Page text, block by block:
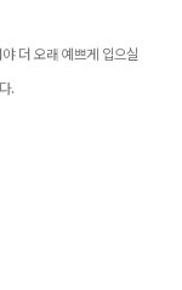
더 오래 예쁘게 입으실
.